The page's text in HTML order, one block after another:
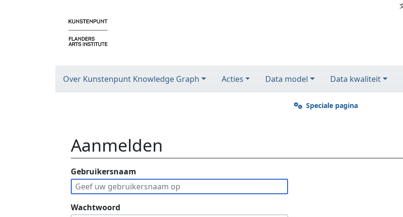
Over Kunstenpunt Knowledge Graph Acties Data model Data kwaliteit
Speciale pagina
Aanmelden
Ga naar:navigatie,
Gebruikersnaam
Wachtwoord